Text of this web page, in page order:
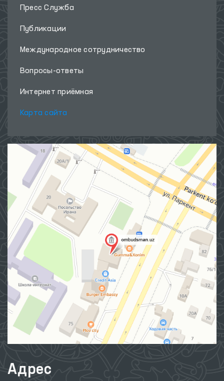
Пресс Служба
Публикации
Международное сотрудничество
Вопросы-ответы
Интернет приёмная
Карта сайта
Адрес